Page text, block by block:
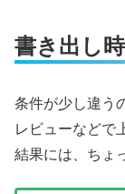
書き出し
条件が少し違う
レビューなどで
結果には、ちょ